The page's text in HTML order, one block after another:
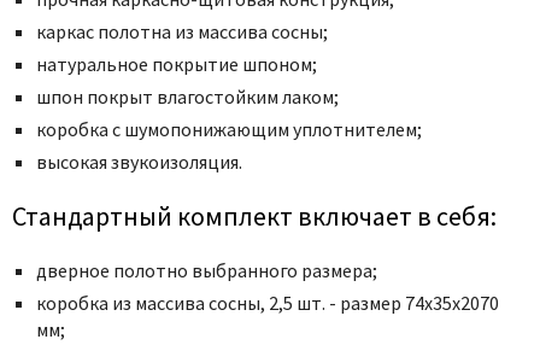
Milyana
Morelli
Ofram
Optima Porte
Porta Di Parma
Portika
Poseidon
каркас полотна из массива сосны;
натуральное покрытие шпоном;
шпон покрыт влагостойким лаком;
коробка с шумопонижающим уплотнителем;
высокая звукоизоляция.
Стандартный комплект включает в себя:
дверное полотно выбранного размера;
коробка из массива сосны, 2,5 шт. - размер 74x35x2070
мм;